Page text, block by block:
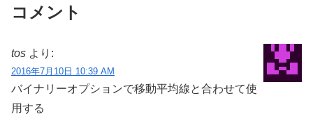
コメント
tos より:
2016年7月10日 10:39 AM
バイナリーオプションで移動平均線と合わせて使
用する